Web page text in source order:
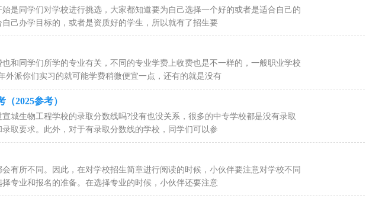
是同学们对学校进行挑选，大家都知道要为自己选择一个好的或者是适合自己的
己办学目标的，或者是资质好的学生，所以就有了招生要
和同学们所学的专业有关，不同的专业学费上收费也是不一样的，一般职业学校
外派你们实习的就可能学费稍微便宜一点，还有的就是没有
2025参考）
城生物工程学校的录取分数线吗?没有也没关系，很多的中专学校都是没有录取
取要求。此外，对于有录取分数线的学校，同学们可以参
有所不同。因此，在对学校招生简章进行阅读的时候，小伙伴要注意对学校不同
专业和报名的准备。在选择专业的时候，小伙伴还要注意